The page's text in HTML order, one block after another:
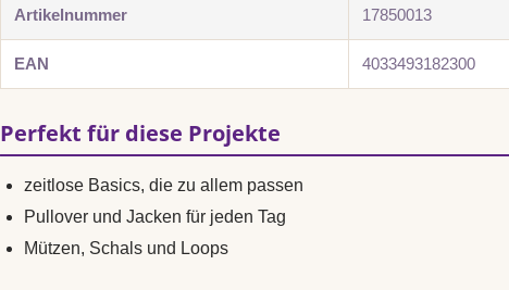
Artikelnummer 17850013
EAN 4033493182300
Perfekt für diese Projekte
zeitlose Basics, die zu allem passen
Pullover und Jacken für jeden Tag
Mützen, Schals und Loops